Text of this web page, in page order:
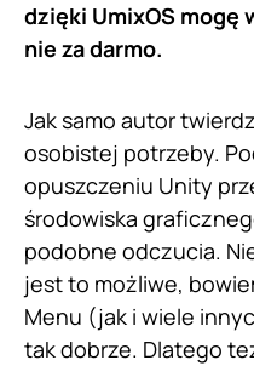
dzięki UmixOS mogę
nie za darmo.
Jak samo autor
osobistej potrzeby.
opuszczeniu Unity
środowiska
podobne odczucia.
jest to możliwe,
Menu (jak i wiele
tak dobrze. Dlatego